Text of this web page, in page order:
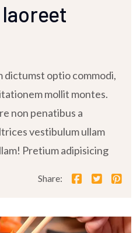
dictumst optio commodi,
mollit montes.
non penatibus a
vestibulum ullam
Pretium adipisicing
Share: